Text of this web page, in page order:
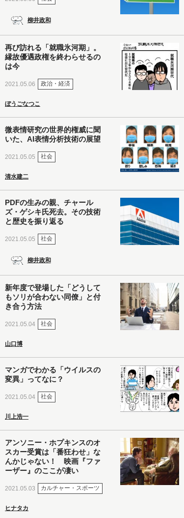
柳井政和
再び訪れる「就職氷河期」。
縁故優遇政権を終わらせるの
は今
2021.05.06 政治・経済
ぼうごなつこ
微表情研究の世界的権威に聞
いた、AI表情分析技術の展望
2021.05.05 社会
清水建二
PDFの生みの親、チャール
ズ・ゲシキ氏死去。その技術
と歴史を振り返る
2021.05.05 社会
柳井政和
新年度で登場した「どうして
もソリが合わない同僚」と付
き合う方法
2021.05.04 社会
山口博
マンガでわかる「ウイルスの
変異」ってなに？
2021.05.04 社会
川上浩一
アンソニー・ホプキンスのオ
スカー受賞は「番狂わせ」な
んかじゃない！ 映画『ファ
ーザー』のここが凄い
2021.05.03 カルチャー・スポーツ
ヒナタカ